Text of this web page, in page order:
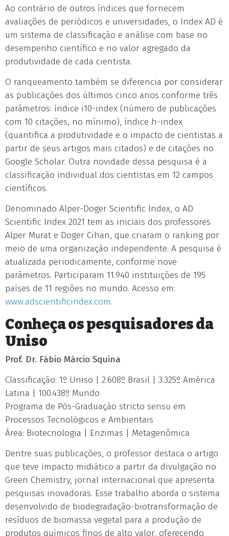
Ao contrário de outros índices que fornecem
avaliações de periódicos e universidades, o Index AD é
um sistema de classificação e análise com base no
desempenho científico e no valor agregado da
produtividade de cada cientista.
O ranqueamento também se diferencia por considerar
as publicações dos últimos cinco anos conforme três
parâmetros: índice i10-index (número de publicações
com 10 citações, no mínimo), índice h-index
(quantifica a produtividade e o impacto de cientistas a
partir de seus artigos mais citados) e de citações no
Google Scholar. Outra novidade dessa pesquisa é a
classificação individual dos cientistas em 12 campos
científicos.
Denominado Alper-Doger Scientific Index, o AD
Scientific Index 2021 tem as iniciais dos professores
Alper Murat e Doger Cihan, que criaram o ranking por
meio de uma organização independente. A pesquisa é
atualizada periodicamente, conforme nove
parâmetros. Participaram 11.940 instituições de 195
países de 11 regiões no mundo. Acesso em:
www.adscientificindex.com.
Conheça os pesquisadores da
Uniso
Prof. Dr. Fábio Márcio Squina
Classificação: 1º Uniso | 2.608º Brasil | 3.325º América
Latina | 100.438º Mundo
Programa de Pós-Graduação stricto sensu em
Processos Tecnológicos e Ambientais
Área: Biotecnologia | Enzimas | Metagenômica
Dentre suas publicações, o professor destaca o artigo
que teve impacto midiático a partir da divulgação no
Green Chemistry, jornal internacional que apresenta
pesquisas inovadoras. Esse trabalho aborda o sistema
desenvolvido de biodegradação-biotransformação de
resíduos de biomassa vegetal para a produção de
produtos químicos finos de alto valor, oferecendo